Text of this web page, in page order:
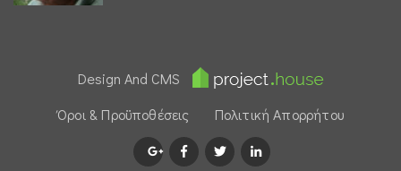
Design And CMS
Όροι & Προϋποθέσεις
Πολιτική Απορρήτου